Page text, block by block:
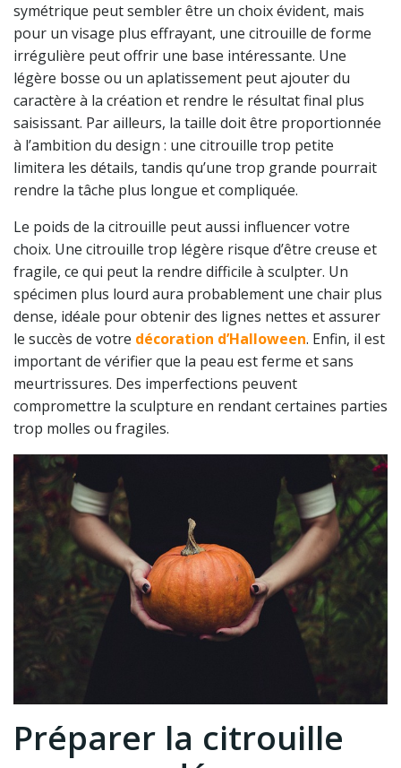
symétrique peut sembler être un choix évident, mais
pour un visage plus effrayant, une citrouille de forme
irrégulière peut offrir une base intéressante. Une
légère bosse ou un aplatissement peut ajouter du
caractère à la création et rendre le résultat final plus
saisissant. Par ailleurs, la taille doit être proportionnée
à l’ambition du design : une citrouille trop petite
limitera les détails, tandis qu’une trop grande pourrait
rendre la tâche plus longue et compliquée.
Le poids de la citrouille peut aussi influencer votre
choix. Une citrouille trop légère risque d’être creuse et
fragile, ce qui peut la rendre difficile à sculpter. Un
spécimen plus lourd aura probablement une chair plus
dense, idéale pour obtenir des lignes nettes et assurer
le succès de votre décoration d’Halloween. Enfin, il est
important de vérifier que la peau est ferme et sans
meurtrissures. Des imperfections peuvent
compromettre la sculpture en rendant certaines parties
trop molles ou fragiles.
Préparer la citrouille